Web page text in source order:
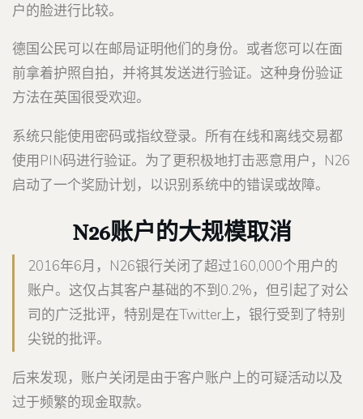
户的脸进行比较。
德国公民可以在邮局证明他们的身份。或者您可以在面
前拿着护照自拍，并将其发送进行验证。这种身份验证
方法在英国很受欢迎。
系统只能使用密码或指纹登录。所有在线和离线交易都
使用PIN码进行验证。为了更积极地打击恶意用户，N26
启动了一个奖励计划，以识别系统中的错误或故障。
N26账户的大规模取消
2016年6月，N26银行关闭了超过160,000个用户的
账户。这仅占其客户基础的不到0.2%，但引起了对公
司的广泛批评，特别是在Twitter上，银行受到了特别
尖锐的批评。
后来发现，账户关闭是由于客户账户上的可疑活动以及
过于频繁的现金取款。